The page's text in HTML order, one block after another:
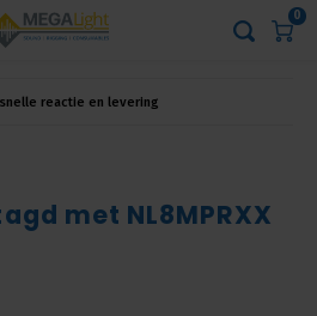
0
reactie en levering
met NL8MPRXX